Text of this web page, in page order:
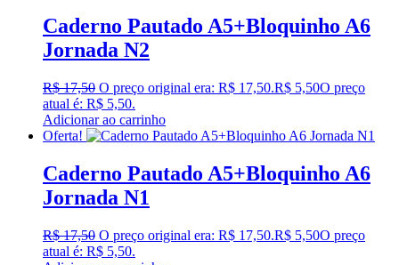
Caderno Pautado A5+Bloquinho A6
Jornada N2
R$17,50 O preço original era: R$ 17,50.R$ 5,50O preço
atual é: R$ 5,50.
Adicionar ao carrinho
Oferta!
Caderno Pautado A5+Bloquinho A6
Jornada N1
R$17,50 O preço original era: R$ 17,50.R$ 5,50O preço
atual é: R$ 5,50.